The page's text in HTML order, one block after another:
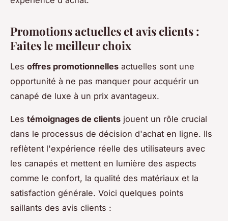
Promotions actuelles et avis clients :
Faites le meilleur choix
Les offres promotionnelles actuelles sont une
opportunité à ne pas manquer pour acquérir un
canapé de luxe à un prix avantageux.
Les témoignages de clients jouent un rôle crucial
dans le processus de décision d'achat en ligne. Ils
reflètent l'expérience réelle des utilisateurs avec
les canapés et mettent en lumière des aspects
comme le confort, la qualité des matériaux et la
satisfaction générale. Voici quelques points
saillants des avis clients :